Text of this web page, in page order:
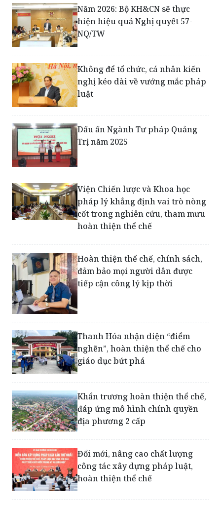
Năm 2026: Bộ KH&CN sẽ thực
hiện hiệu quả Nghị quyết 57-
Không để tổ chức, cá nhân kiến
nghị kéo dài về vướng mắc pháp
Dấu ấn Ngành Tư pháp Quảng
Viện Chiến lược và Khoa học
pháp lý khẳng định vai trò nòng
cốt trong nghiên cứu, tham mưu
Hoàn thiện thể chế, chính sách,
đảm bảo mọi người dân được
Thanh Hóa nhận diện “điểm
nghẽn”, hoàn thiện thể chế cho
Khẩn trương hoàn thiện thể chế,
đáp ứng mô hình chính quyền
địa phương 2 cấp
Đổi mới, nâng cao chất lượng
công tác xây dựng pháp luật,